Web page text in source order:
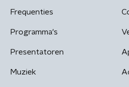
Frequenties
Programma's
Presentatoren
Muziek